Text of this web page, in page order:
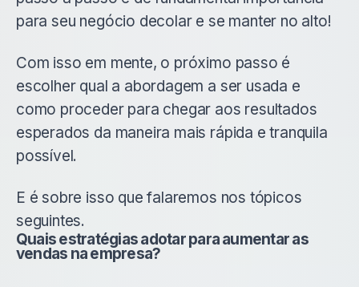
para seu negócio decolar e se manter no alto!
Com isso em mente, o próximo passo é
escolher qual a abordagem a ser usada e
como proceder para chegar aos resultados
esperados da maneira mais rápida e tranquila
possível.
E é sobre isso que falaremos nos tópicos
seguintes.
Quais estratégias adotar para aumentar as
vendas na empresa?